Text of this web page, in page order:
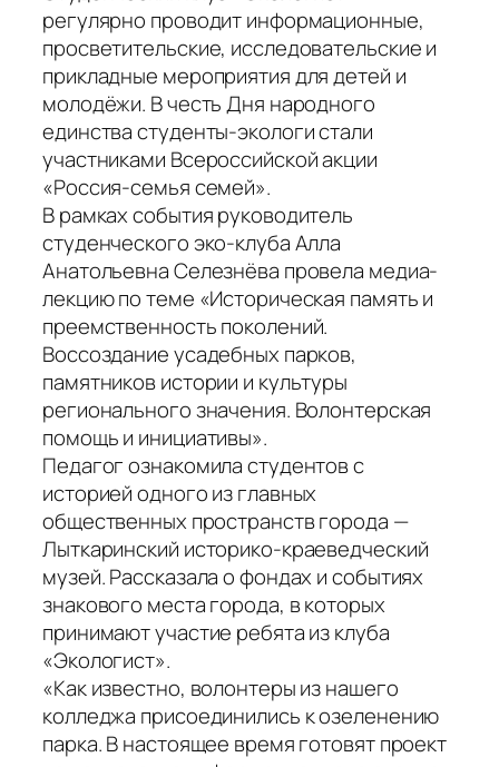
регулярно проводит информационные,
просветительские, исследовательские и
прикладные мероприятия для детей и
молодёжи. В честь Дня народного
единства студенты-экологи стали
участниками Всероссийской акции
«Россия-семья семей».
В рамках события руководитель
студенческого эко-клуба Алла
Анатольевна Селезнёва провела медиа-
лекцию по теме «Историческая память и
преемственность поколений.
Воссоздание усадебных парков,
памятников истории и культуры
регионального значения. Волонтерская
помощь и инициативы».
Педагог ознакомила студентов с
историей одного из главных
общественных пространств города —
Лыткаринский историко-краеведческий
музей. Рассказала о фондах и событиях
знакового места города, в которых
принимают участие ребята из клуба
«Экологист».
«Как известно, волонтеры из нашего
колледжа присоединились к озеленению
парка. В настоящее время готовят проект